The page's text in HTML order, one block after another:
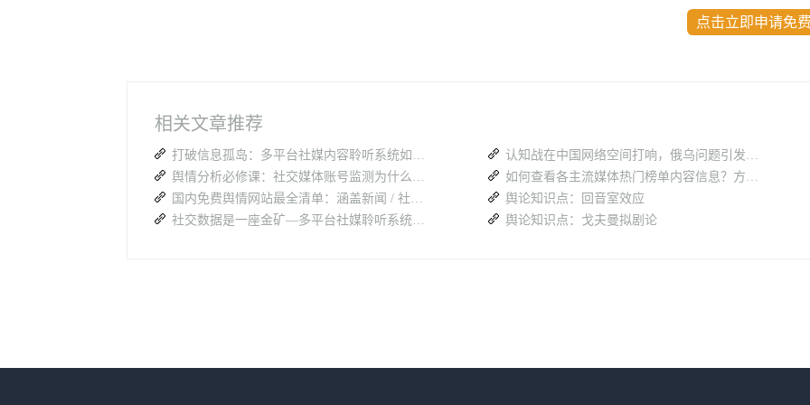
点击立即申请免
相关文章推荐
打破信息孤岛：多平台社媒内容聆听系统如何激活全域社交数据价值？
舆情分析必修课：社交媒体账号监测为什么是 2026 年最关键的一环？
国内免费舆情网站最全清单：涵盖新闻 / 社交 / 短视频全渠道
社交数据是一座金矿—多平台社媒聆听系统如何帮你深度挖矿？
认知战在中国网络空间打响，俄乌问题引发怎样的舆论现象与启示？
如何查看各主流媒体热门榜单内容信息？方法有哪些？
舆论知识点：回音室效应
舆论知识点：戈夫曼拟剧论